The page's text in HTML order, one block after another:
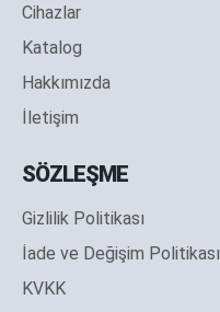
Cihazlar
Katalog
Hakkımızda
İletişim
SÖZLEŞME
Gizlilik Politikası
İade ve Değişim Politikası
KVKK